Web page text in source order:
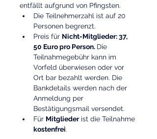
entfällt aufgrund von Pfingsten.
Die Teilnehmerzahl ist auf 20
Personen begrenzt.
Preis für Nicht-Mitglieder: 37,
50 Euro pro Person. Die
Teilnahmegebühr kann im
Vorfeld überwiesen oder vor
Ort bar bezahlt werden. Die
Bankdetails werden nach der
Anmeldung per
Bestätigungsmail versendet.
Für Mitglieder ist die Teilnahme
kostenfrei.